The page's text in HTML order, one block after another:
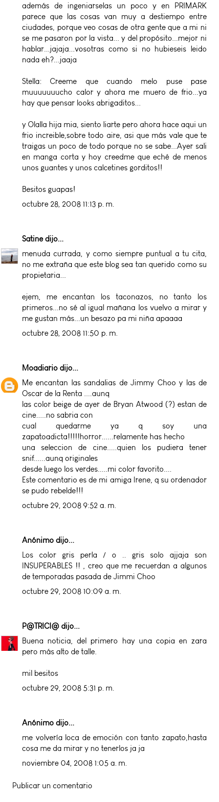
además de ingeniarselas un poco y en PRIMARK
parece que las cosas van muy a destiempo entre
ciudades, porque veo cosas de otra gente que a mi ni
se me pasaron por la vista... y del propósito...mejor ni
hablar...jajaja...vosotras como si no hubieseis leido
nada eh?...jaaja
Stella: Creeme que cuando melo puse pase
muuuuuuucho calor y ahora me muero de frio...ya
hay que pensar looks abrigaditos...
y Olalla hija mia, siento liarte pero ahora hace aqui un
frio increible,sobre todo aire, asi que más vale que te
traigas un poco de todo porque no se sabe...Ayer sali
en manga corta y hoy creedme que eché de menos
unos guantes y unos calcetines gorditos!!
Besitos guapas!
octubre 28, 2008 11:13 p. m.
Satinedijo...
menuda currada, y como siempre puntual a tu cita,
no me extraña que este blog sea tan querido como su
propietaria...
ejem, me encantan los taconazos, no tanto los
primeros...no sé al igual mañana los vuelvo a mirar y
me gustan más...un besazo pa mi niña apaaaa
octubre 28, 2008 11:50 p. m.
Moadiario dijo...
Me encantan las sandalias de Jimmy Choo y las de
Oscar de la Renta ....aunq
las color beige de ayer de Bryan Atwood (?) estan de
cine.....no sabria con
cual quedarme ya q soy una
zapatoadicta!!!!!horror......relamente has hecho
una seleccion de cine.....quien los pudiera tener
snif......aunq originales
desde luego los verdes.....mi color favorito....
Este comentario es de mi amiga Irene, q su ordenador
se pudo rebelde!!!
octubre 29, 2008 9:52 a. m.
Anónimo dijo...
Los color gris perla / o .. gris solo ajjaja son
INSUPERABLES !! , creo que me recuerdan a algunos
de temporadas pasada de Jimmi Choo
octubre 29, 2008 10:09 a. m.
P@TRICI@ dijo...
Buena noticia, del primero hay una copia en zara
pero más alto de talle.
mil besitos
octubre 29, 2008 5:31 p. m.
Anónimo dijo...
me volvería loca de emoción con tanto zapato,hasta
cosa me da mirar y no tenerlos ja ja
noviembre 04, 2008 1:05 a. m.
Publicar un comentario